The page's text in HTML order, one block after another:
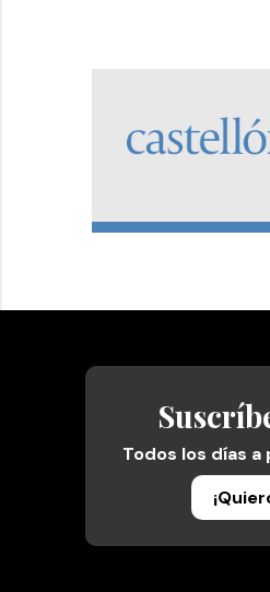
Todos los días